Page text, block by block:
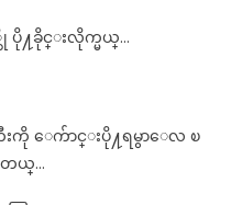
ပို႔ခိုင္းလိုက္မယ္…
ကို ေက်ာင္းပို႔ရမွာေလ ၿ
တယ္…